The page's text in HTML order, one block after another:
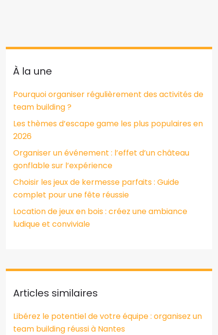
À la une
Pourquoi organiser régulièrement des activités de
team building ?
Les thèmes d’escape game les plus populaires en
2026
Organiser un événement : l’effet d’un château
gonflable sur l’expérience
Choisir les jeux de kermesse parfaits : Guide
complet pour une fête réussie
Location de jeux en bois : créez une ambiance
ludique et conviviale
Articles similaires
Libérez le potentiel de votre équipe : organisez un
team building réussi à Nantes